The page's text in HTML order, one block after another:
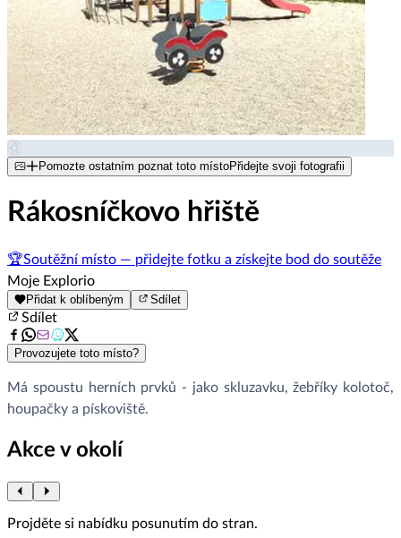
Pomozte ostatním poznat toto místoPřidejte svoji fotografii
Rákosníčkovo hřiště
🏆Soutěžní místo — přidejte fotku a získejte bod do soutěže
Moje Explorio
Přidat k oblíbeným Sdílet
Sdílet
Provozujete toto místo?
Má spoustu herních prvků - jako skluzavku, žebříky kolotoč,
houpačky a pískoviště.
Akce v okolí
Projděte si nabídku posunutím do stran.